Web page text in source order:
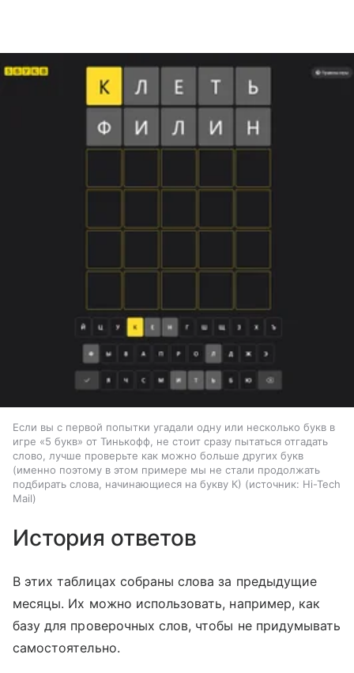
Если вы с первой попытки угадали одну или несколько букв в
игре «5 букв» от Тинькофф, не стоит сразу пытаться отгадать
слово, лучше проверьте как можно больше других букв
(именно поэтому в этом примере мы не стали продолжать
подбирать слова, начинающиеся на букву К)
источник: Hi-Tech
Mail
История ответов
В этих таблицах собраны слова за предыдущие
месяцы. Их можно использовать, например, как
базу для проверочных слов, чтобы не придумывать
самостоятельно.